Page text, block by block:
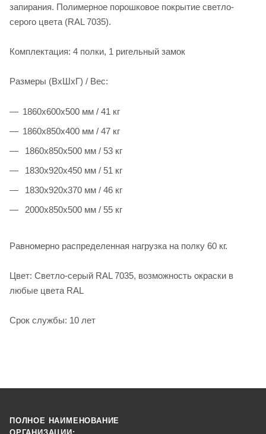
запирания. Полимерное порошковое покрытие светло-
серого цвета (RAL 7035).
Комплектация: 4 полки, 1 ригельный замок
Размеры (ВхШхГ) / Вес:
1860x600x500 мм / 41 кг
1860x850x400 мм / 47 кг
1860x850x500 мм / 53 кг
1830x920x450 мм / 51 кг
1830x920x370 мм / 46 кг
2000x850x500 мм / 55 кг
Равномерно распределенная нагрузка на полку 60 кг.
Цвет: Светло-серый RAL 7035, возможность окраски в
любые цвета RAL
Cрок службы: 10 лет
ПОЛНОЕ НАИМЕНОВАНИЕ